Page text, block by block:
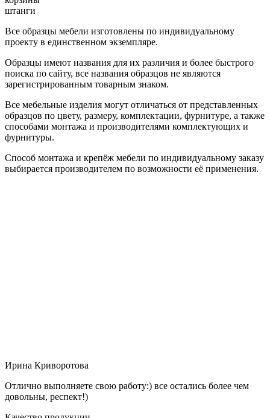
штанги
Все образцы мебели изготовлены по индивидуальному
проекту в единственном экземпляре.
Образцы имеют названия для их различия и более быстрого
поиска по сайту, все названия образцов не являются
зарегистрированным товарным знаком.
Все мебельные изделия могут отличаться от представленных
образцов по цвету, размеру, комплектации, фурнитуре, а также
способами монтажа и производителями комплектующих и
фурнитуры.
Способ монтажа и крепёж мебели по индивидуальному заказу
выбирается производителем по возможности её применения.
Ирина Криворотова
Отлично выполняете свою работу:) все остались более чем
довольны, респект!)